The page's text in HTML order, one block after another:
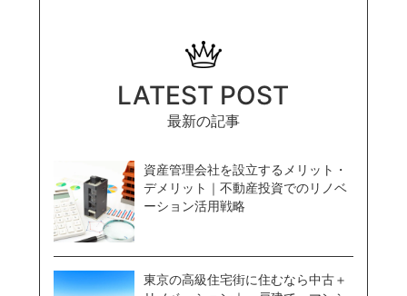
LATEST POST
最新の記事
資産管理会社を設立するメリット・
デメリット｜不動産投資でのリノベ
ーション活用戦略
東京の高級住宅街に住むなら中古＋